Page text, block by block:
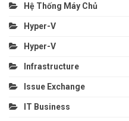
Hệ Thống Máy Chủ
Hyper-V
Hyper-V
Infrastructure
Issue Exchange
IT Business